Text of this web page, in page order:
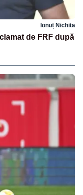
Ionuț Nichita
de FRF după